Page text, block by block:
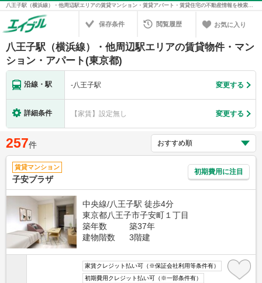
八王子駅（横浜線）・他周辺駅エリアの賃貸マンション・賃貸アパート・賃貸住宅の不動産情報を検索！不動産賃貸の物件探しは、お部屋探しのエイブル
保存条件 閲覧履歴 お気に入り
八王子駅（横浜線）・他周辺駅エリアの賃貸物件・マン
ション・アパート(東京都)
沿線・駅 -八王子駅 変更する
詳細条件 【家賃】設定無し 変更する
257件
賃貸マンション
子安プラザ
初期費用に注目
中央線/八王子駅 徒歩4分
東京都八王子市子安町１丁目
築年数
築37年
建物階数
3階建
家賃クレジット払い可（※保証会社利用等条件有）
初期費用クレジット払い可（※一部条件有）